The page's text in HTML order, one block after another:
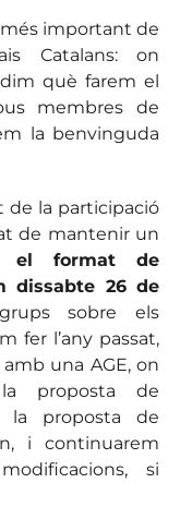
més important de
Catalans: on
què farem el
membres de
la benvinguda
de la participació
de mantenir un
el format de
dissabte 26 de
sobre els
fer l’any passat,
una AGE, on
proposta de
la proposta de
i continuarem
si